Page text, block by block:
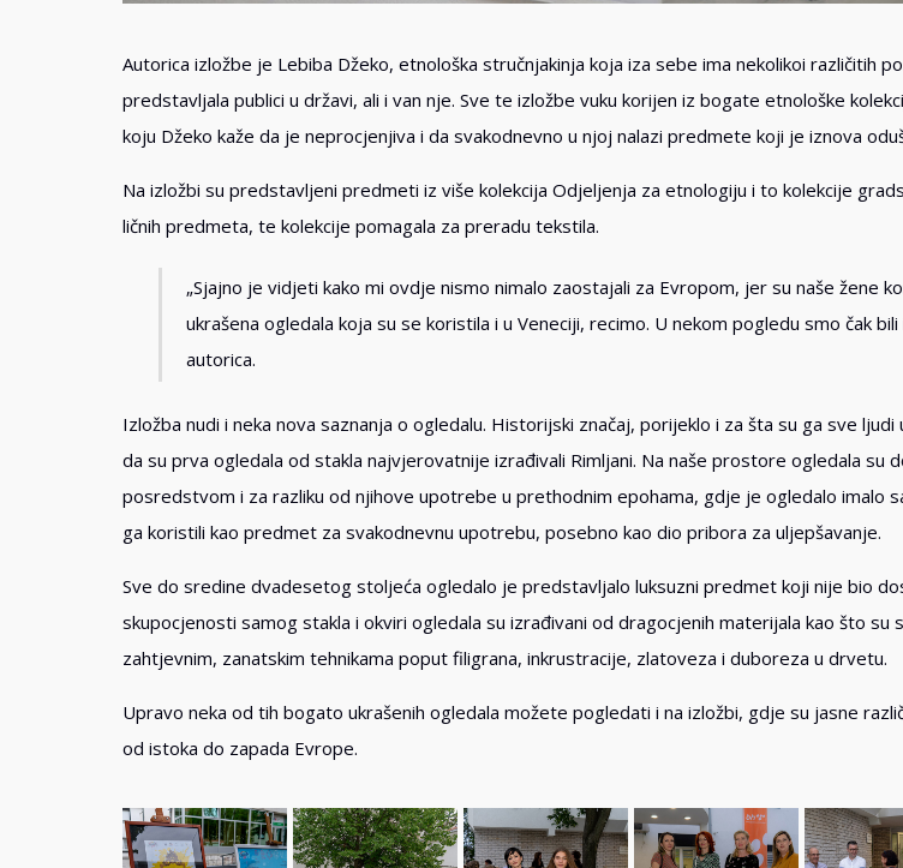
Autorica izložbe je Lebiba Džeko, etnološka stručnjakinja koja iza sebe ima nekolikoi različitih
predstavljala publici u državi, ali i van nje. Sve te izložbe vuku korijen iz bogate etnološke
koju Džeko kaže da je neprocjenjiva i da svakodnevno u njoj nalazi predmete koji je iznova
Na izložbi su predstavljeni predmeti iz više kolekcija Odjeljenja za etnologiju i to kolekcije
ličnih predmeta, te kolekcije pomagala za preradu tekstila.
„Sjajno je vidjeti kako mi ovdje nismo nimalo zaostajali za Evropom, jer su naše žene
ukrašena ogledala koja su se koristila i u Veneciji, recimo. U nekom pogledu smo čak
autorica.
Izložba nudi i neka nova saznanja o ogledalu. Historijski značaj, porijeklo i za šta su ga sve
da su prva ogledala od stakla najvjerovatnije izrađivali Rimljani. Na naše prostore ogledala su
posredstvom i za razliku od njihove upotrebe u prethodnim epohama, gdje je ogledalo imalo
ga koristili kao predmet za svakodnevnu upotrebu, posebno kao dio pribora za uljepšavanje.
Sve do sredine dvadesetog stoljeća ogledalo je predstavljalo luksuzni predmet koji nije bio
skupocjenosti samog stakla i okviri ogledala su izrađivani od dragocjenih materijala kao što
zahtjevnim, zanatskim tehnikama poput filigrana, inkrustracije, zlatoveza i duboreza u drvetu.
Upravo neka od tih bogato ukrašenih ogledala možete pogledati i na izložbi, gdje su jasne
od istoka do zapada Evrope.